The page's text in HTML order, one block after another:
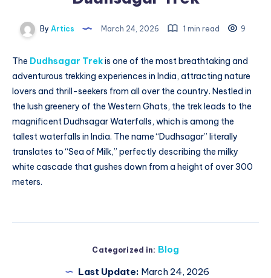
By Artics March 24, 2026 1 min read 9
The Dudhsagar Trekis one of the most breathtaking and
adventurous trekking experiences in India, attracting nature
lovers and thrill-seekers from all over the country. Nestled in
the lush greenery of the Western Ghats, the trek leads to the
magnificentDudhsagar Waterfalls, which is among the
tallest waterfalls in India. The name “Dudhsagar” literally
translates to “Sea of Milk,” perfectly describing the milky
white cascade that gushes down from a height of over 300
meters.
Categorized in: Blog
Last Update: March 24, 2026